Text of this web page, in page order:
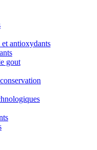
et antioxydants
gout